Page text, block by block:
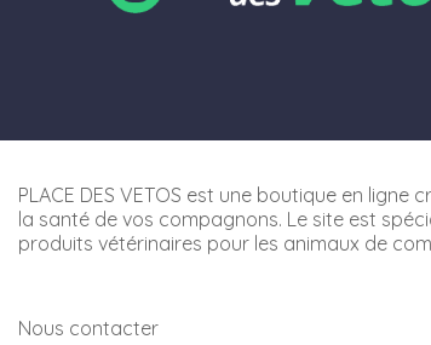
PLACE DES VETOS est une boutique en
la santé de vos compagnons. Le site est
produits vétérinaires pour les animaux de
Nous contacter